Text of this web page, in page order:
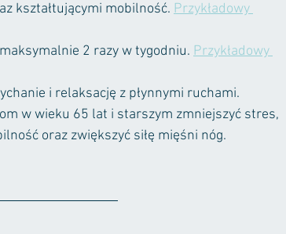
kształtującymi mobilność. Przykładowy
2 razy w tygodniu. Przykładowy
i relaksację z płynnymi ruchami.
w wieku 65 lat i starszym zmniejszyć stres,
oraz zwiększyć siłę mięśni nóg.